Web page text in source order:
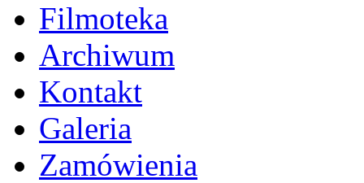
Filmoteka
Archiwum
Kontakt
Galeria
Zamówienia